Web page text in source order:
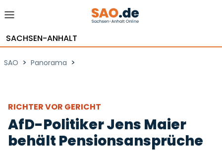
SACHSEN-ANHALT
SAO > Panorama >
RICHTER VOR GERICHT
AfD-Politiker Jens Maier
behält Pensionsansprüche